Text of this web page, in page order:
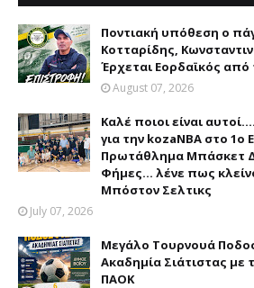
Ποντιακή υπόθεση ο
Κοτταρίδης,
Έρχεται Εορδαϊκός από
August 07, 2026
Καλέ ποιοι είναι
για την kozaNBA στο 1ο
Πρωτάθλημα Μπάσκετ
Φήμες... λένε πως
Μπόστον Σελτικς
July 07, 2026
Μεγάλο Τουρνουά
Ακαδημία Σιάτιστας με
ΠΑΟΚ